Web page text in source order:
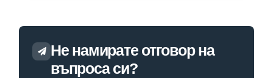
Не намирате отговор на
въпроса си?